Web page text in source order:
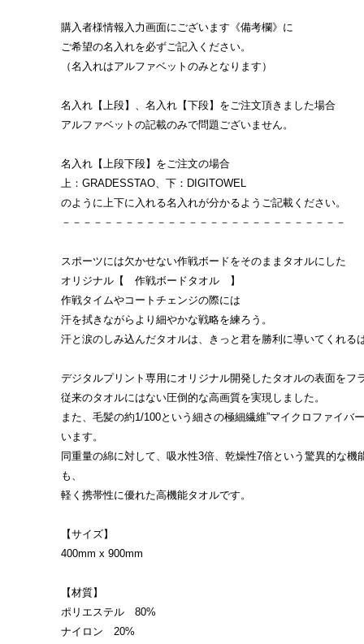
購入者様情報入力画面にございます《備考欄》に
ご希望の名入れを必ずご記入ください。
（名入れはアルファベットのみとなります）
名入れ【上段】、名入れ【下段】をご注文頂きました場合
アルファベットの記載のみで問題ございません。
名入れ【上段下段】をご注文の場合
上：GRADESSTAO、下：DIGITOWEL
のように上下に入れる名入れが分かるようご記載ください。
－－－－－－－－－－－－－－－－－－－－－－－－－－－
スポーツには欠かせない作戦ボードをそのままタオルにした
オリジナル【 作戦ボードタオル 】
作戦タイムやコートチェンジの際には
汗を拭きながらより細やかな戦略を練ろう。
汗と涙のしみ込んだタオルは、きっと君を勝利に導いてくれる
デジタルプリント専用にオリジナル開発したタオルの表面をフ
従来のタオルにはない圧倒的な高画質を実現しました。
また、毛髪の約1/100という細さの極細繊維”マイクロファイバ
います。
同重量の綿に対して、吸水性3倍、乾燥性7倍という驚異的な機
も、
軽く携帯性に優れた高機能タオルです。
【サイズ】
400mm x 900mm
【材質】
ポリエステル 80%
ナイロン 20%